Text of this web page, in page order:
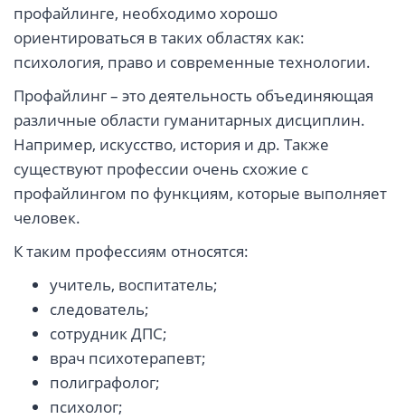
профайлинге, необходимо хорошо
ориентироваться в таких областях как:
психология, право и современные технологии.
Профайлинг – это деятельность объединяющая
различные области гуманитарных дисциплин.
Например, искусство, история и др. Также
существуют профессии очень схожие с
профайлингом по функциям, которые выполняет
человек.
К таким профессиям относятся:
учитель, воспитатель;
следователь;
сотрудник ДПС;
врач психотерапевт;
полиграфолог;
психолог;